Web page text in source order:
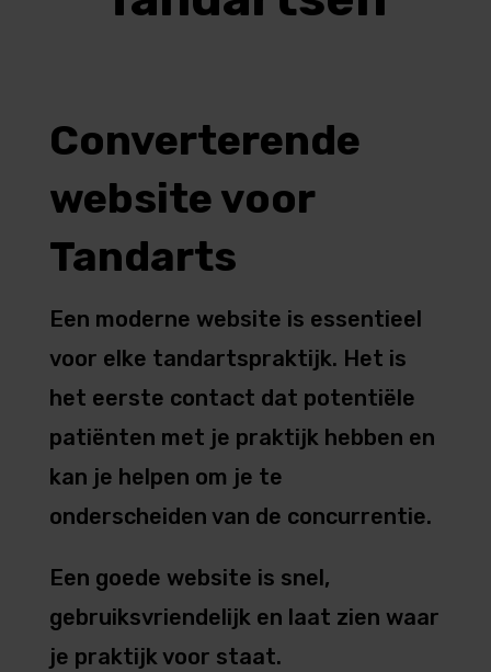
Converterende
website voor
Tandarts
Een moderne website is essentieel
voor elke tandartspraktijk. Het is
het eerste contact dat potentiële
patiënten met je praktijk hebben en
kan je helpen om je te
onderscheiden van de concurrentie.
Een goede website is snel,
gebruiksvriendelijk en laat zien waar
je praktijk voor staat.